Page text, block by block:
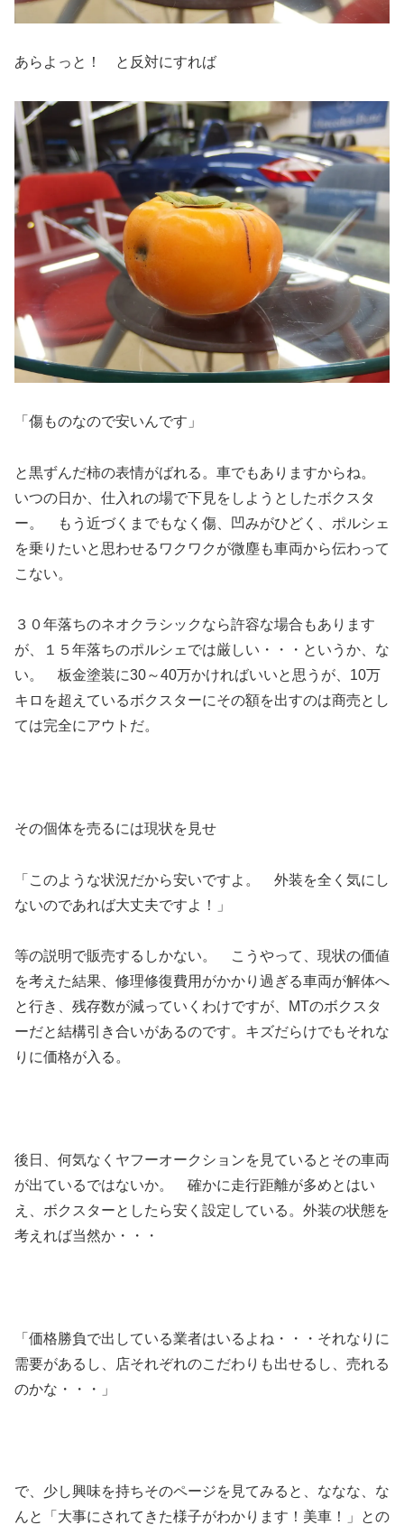
あらよっと！ と反対にすれば
「傷ものなので安いんです」
と黒ずんだ柿の表情がばれる。車でもありますからね。
いつの日か、仕入れの場で下見をしようとしたボクスタ
ー。 もう近づくまでもなく傷、凹みがひどく、ポルシェ
を乗りたいと思わせるワクワクが微塵も車両から伝わって
こない。
３０年落ちのネオクラシックなら許容な場合もあります
が、１５年落ちのポルシェでは厳しい・・・というか、な
い。 板金塗装に30～40万かければいいと思うが、10万
キロを超えているボクスターにその額を出すのは商売とし
ては完全にアウトだ。
その個体を売るには現状を見せ
「このような状況だから安いですよ。 外装を全く気にし
ないのであれば大丈夫ですよ！」
等の説明で販売するしかない。 こうやって、現状の価値
を考えた結果、修理修復費用がかかり過ぎる車両が解体へ
と行き、残存数が減っていくわけですが、MTのボクスタ
ーだと結構引き合いがあるのです。キズだらけでもそれな
りに価格が入る。
後日、何気なくヤフーオークションを見ているとその車両
が出ているではないか。 確かに走行距離が多めとはい
え、ボクスターとしたら安く設定している。外装の状態を
考えれば当然か・・・
「価格勝負で出している業者はいるよね・・・それなりに
需要があるし、店それぞれのこだわりも出せるし、売れる
のかな・・・」
で、少し興味を持ちそのページを見てみると、ななな、な
んと「大事にされてきた様子がわかります！美車！」との